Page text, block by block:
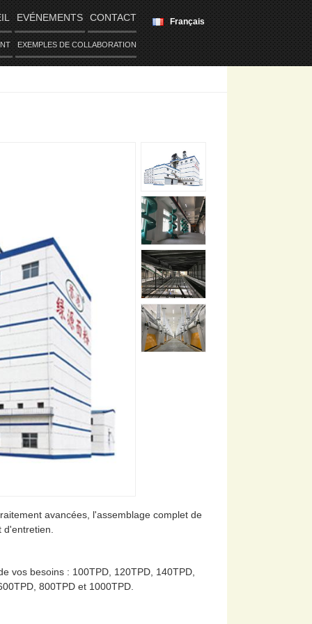
Français
EVÉNEMENTS CONTACT
EXEMPLES DE COLLABORATION
avancées, l'assemblage complet de
d'entretien.
vos besoins : 100TPD, 120TPD, 140TPD,
800TPD et 1000TPD.